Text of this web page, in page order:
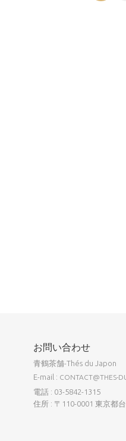
お問い合わせ
青鶴茶舗-Thés du Japon
E-mail : CONTACT@THES-
電話 : 03-5842-1315
住所 : 〒110-0001 東京都